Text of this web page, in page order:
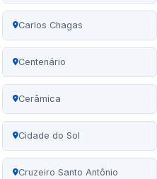
Carlos Chagas
Centenário
Cerâmica
Cidade do Sol
Cruzeiro Santo Antônio